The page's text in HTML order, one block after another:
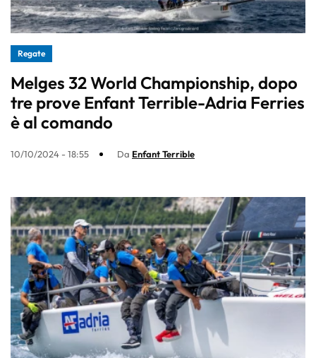
Regate
Melges 32 World Championship, dopo
tre prove Enfant Terrible-Adria Ferries
è al comando
10/10/2024 - 18:55 Da Enfant Terrible